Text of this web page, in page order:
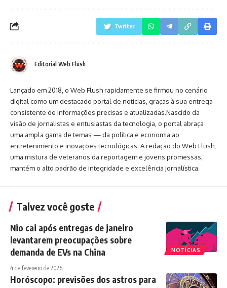
Twitter
Editorial Web Flush
Lançado em 2018, o Web Flush rapidamente se firmou no cenário
digital como um destacado portal de notícias, graças à sua entrega
consistente de informações precisas e atualizadas.Nascido da
visão de jornalistas e entusiastas da tecnologia, o portal abraça
uma ampla gama de temas — da política e economia ao
entretenimento e inovações tecnológicas. A redação do Web Flush,
uma mistura de veteranos da reportagem e jovens promessas,
mantém o alto padrão de integridade e excelência jornalística.
Talvez você goste
NOTÍCIAS
Nio cai após entregas de janeiro
levantarem preocupações sobre
demanda de EVs na China
4 de fevereiro de 2026
Horóscopo: previsões dos astros para